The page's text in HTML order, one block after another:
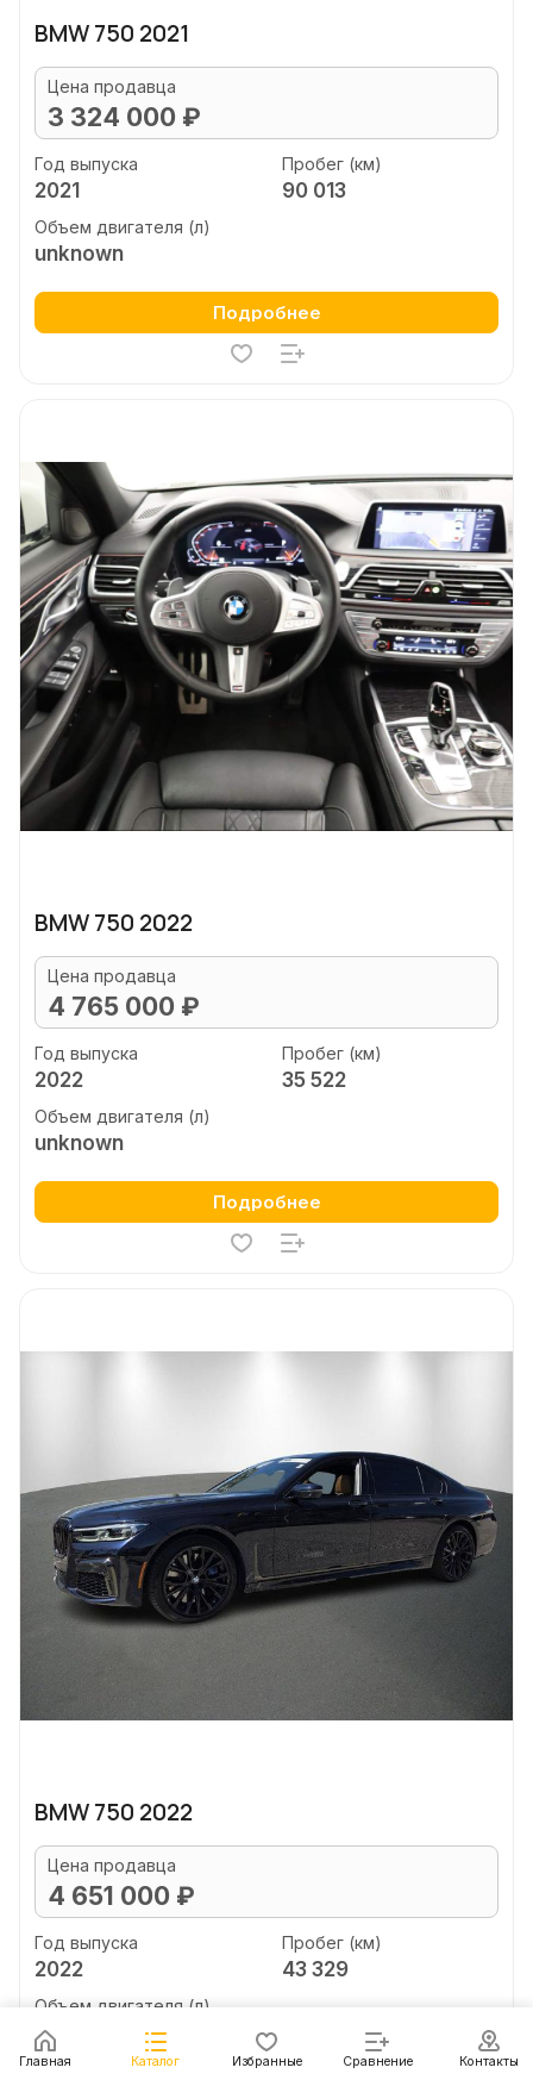
BMW 750 2021
Цена продавца
3 324 000 ₽
Год выпуска
2021
Пробег (км)
90 013
Объем двигателя (л)
unknown
Подробнее
BMW 750 2022
Цена продавца
4 765 000 ₽
Год выпуска
2022
Пробег (км)
35 522
Объем двигателя (л)
unknown
Подробнее
BMW 750 2022
Цена продавца
4 651 000 ₽
Год выпуска
2022
Пробег (км)
43 329
Объем двигателя (л)
unknown
Главная Каталог Избранные Сравнение Контакты